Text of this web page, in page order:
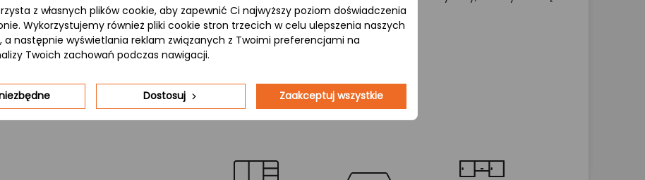
ceniących naturalność.
z własnych plików cookie, aby zapewnić Ci najwyższy poziom doświadczenia
Wykorzystujemy również pliki cookie stron trzecich w celu ulepszenia naszych
a następnie wyświetlania reklam związanych z Twoimi preferencjami na
Twoich zachowań podczas nawigacji.
Dostosuj Zaakceptuj wszystkie